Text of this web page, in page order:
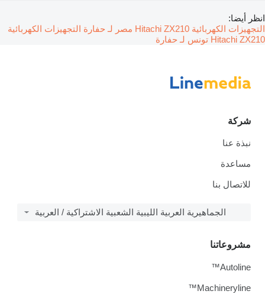
انظر أيضا:
التجهيزات الكهربائية Hitachi ZX210 مصر لـ حفارة
التجهيزات الكهربائية
Hitachi ZX210 تونس لـ حفارة
شركة
نبذة عنا
مساعدة
للاتصال بنا
الجماهيرية العربية الليبية الشعبية الاشتراكية / العربية
مشروعاتنا
Autoline™
Machineryline™